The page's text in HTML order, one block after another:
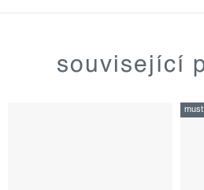
související